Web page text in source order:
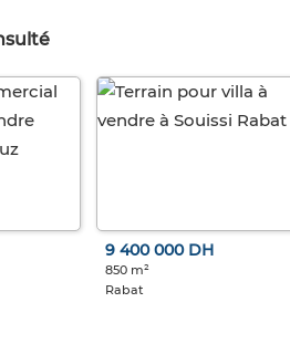
9 400 000 DH
850 m²
Rabat